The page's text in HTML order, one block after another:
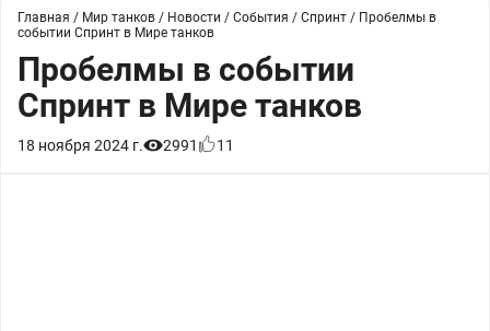
Главная / Мир танков / Новости / События / Спринт / Пробелмы в
событии Спринт в Мире танков
Пробелмы в событии
Спринт в Мире танков
18 ноября 2024 г. 2991 11